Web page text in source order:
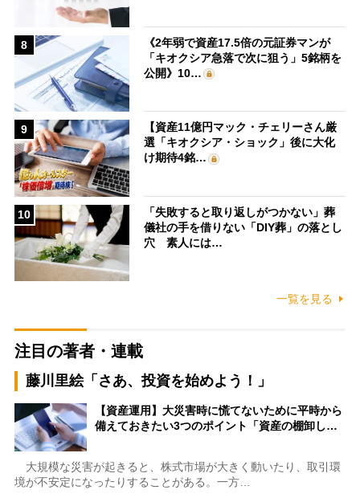
8
《2年弱で資産17.5倍の元証券マンが
「キオクシア急落で次に狙う」5銘柄を
公開》10…
9
【資産11億円マック・チェリーさん厳
選「キオクシア・ショック」後に大化
け期待4銘…
10
「失敗すると取り返しがつかない」葬
儀社の手を借りない「DIY葬」の落とし
穴 素人には…
一覧を見る
注目の著者・連載
藤川里絵「さあ、投資を始めよう！」
【資産運用】大災害時に慌てないために平時から
備えておきたい3つのポイント「資産の棚卸し…
大規模な災害が起きると、株式市場が大きく動いたり、取引環
境が不安定になったりすることがある。一方…